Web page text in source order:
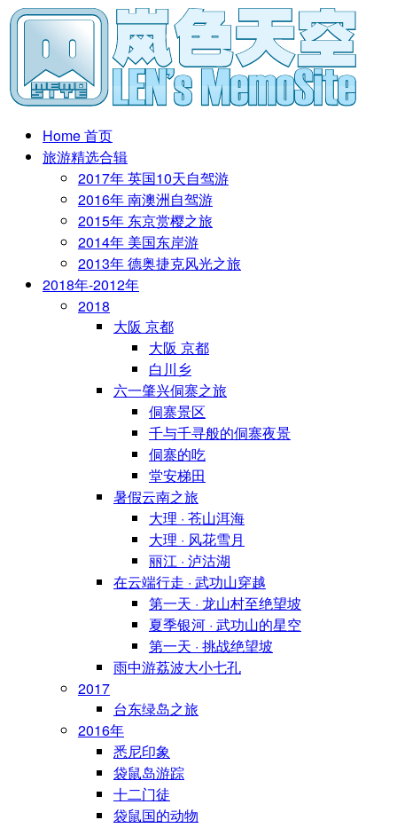
Home 首页
旅游精选合辑
2017年 英国10天自驾游
2016年 南澳洲自驾游
2015年 东京赏樱之旅
2014年 美国东岸游
2013年 德奥捷克风光之旅
2018年-2012年
2018
大阪 京都
大阪 京都
白川乡
六一肇兴侗寨之旅
侗寨景区
千与千寻般的侗寨夜景
侗寨的吃
堂安梯田
暑假云南之旅
大理 · 苍山洱海
大理 · 风花雪月
丽江 · 泸沽湖
在云端行走 · 武功山穿越
第一天 · 龙山村至绝望坡
夏季银河 · 武功山的星空
第一天 · 挑战绝望坡
雨中游荔波大小七孔
2017
台东绿岛之旅
2016年
悉尼印象
袋鼠岛游踪
十二门徒
袋鼠国的动物